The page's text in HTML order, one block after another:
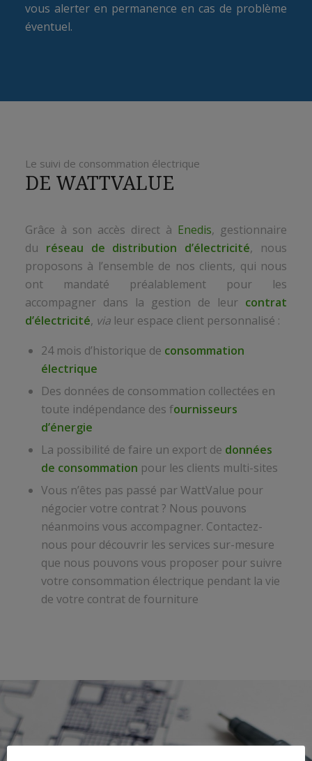
vous alerter en permanence en cas de problème
éventuel.
Le suivi de consommation électrique
DE WATTVALUE
Grâce à son accès direct à Enedis, gestionnaire
du réseau de distribution d’électricité, nous
proposons à l’ensemble de nos clients, qui nous
ont mandaté préalablement pour les
accompagner dans la gestion de leur contrat
d’électricité, vialeur espace client personnalisé :
24 mois d’historique de consommation
électrique
Des données de consommation collectées en
toute indépendance des fournisseurs
d’énergie
La possibilité de faire un export de données
de consommation pour les clients multi-sites
Vous n’êtes pas passé par WattValue pour
négocier votre contrat ? Nous pouvons
néanmoins vous accompagner. Contactez-
nous pour découvrir les services sur-mesure
que nous pouvons vous proposer pour suivre
votre consommation électrique pendant la vie
de votre contrat de fourniture